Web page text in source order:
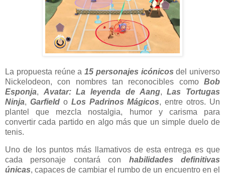
La propuesta reúne a 15 personajes icónicos del universo
Nickelodeon, con nombres tan reconocibles como Bob
Esponja, Avatar: La leyenda de Aang,Las Tortugas
Ninja, Garfieldo Los Padrinos Mágicos, entre otros. Un
plantel que mezcla nostalgia, humor y carisma para
convertir cada partido en algo más que un simple duelo de
tenis.
Uno de los puntos más llamativos de esta entrega es que
cada personaje contará con habilidades definitivas
únicas, capaces de cambiar el rumbo de un encuentro en el